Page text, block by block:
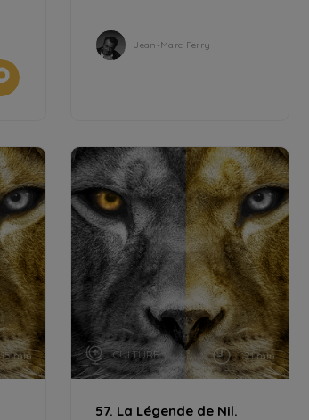
Jean-Marc Ferry
15 min CULTURE 21 min
57. La Légende de Nil.